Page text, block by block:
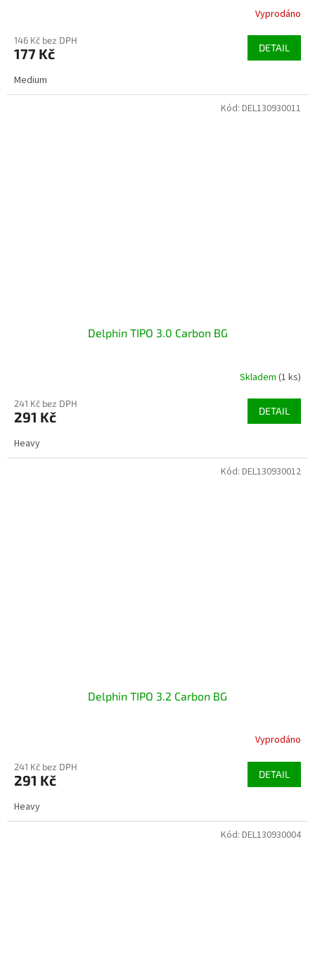
Vyprodáno
146 Kč bez DPH
177 Kč DETAIL
Medium
Delphin TIPO 3.0 Carbon BG
Skladem (1 ks)
241 Kč bez DPH
291 Kč DETAIL
Heavy
Kód: DEL130930011
Delphin TIPO 3.2 Carbon BG
Vyprodáno
241 Kč bez DPH
291 Kč DETAIL
Heavy
Kód: DEL130930012
Kód: DEL130930004